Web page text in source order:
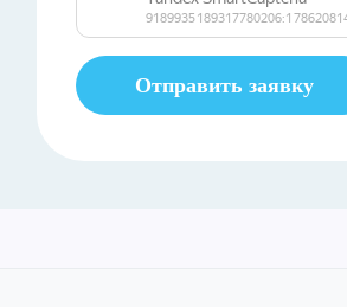
Отправить заявку